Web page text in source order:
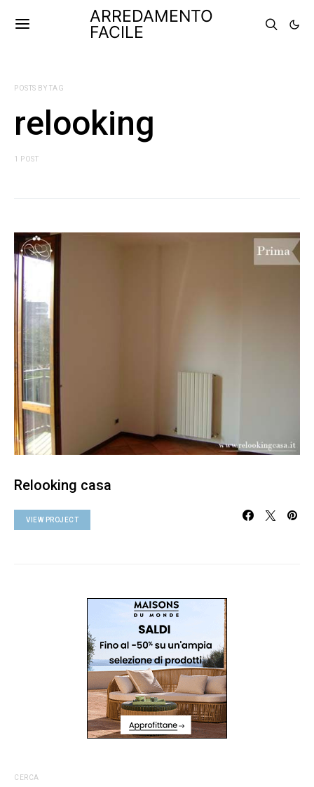
ARREDAMENTO
FACILE
POSTS BY TAG
relooking
1 POST
Relooking casa
VIEW PROJECT
CERCA